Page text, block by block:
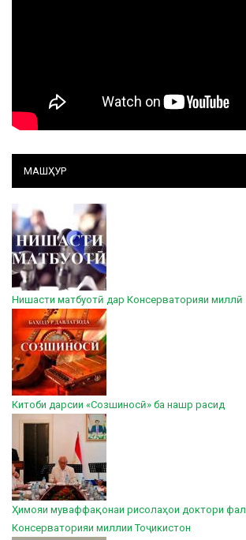
МАШҲУР
Нишасти матбуотӣ дар Консерваторияи миллӣ
Китоби дарсии «Созшиносӣ» ба нашр расид
Ҳимояи муваффақонаи рисолаҳои доктори
Консерваторияи миллии Тоҷикистон